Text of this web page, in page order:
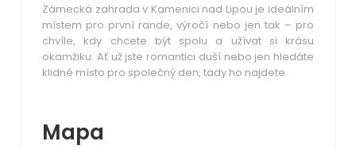
Zámecká zahrada v Kamenici nad Lipou je ideálním
místem pro první rande, výročí nebo jen tak – pro
chvíle, kdy chcete být spolu a užívat si krásu
okamžiku. Ať už jste romantici duší nebo jen hledáte
klidné místo pro společný den, tady ho najdete.
Mapa